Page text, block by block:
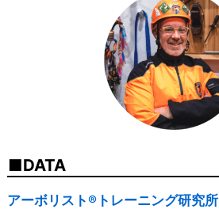
DATA
アーボリスト®トレーニング研究所